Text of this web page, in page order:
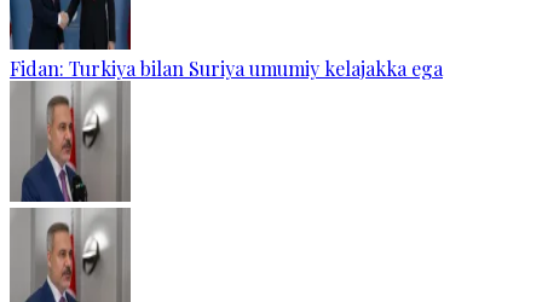
Fidan: Turkiya bilan Suriya umumiy kelajakka ega